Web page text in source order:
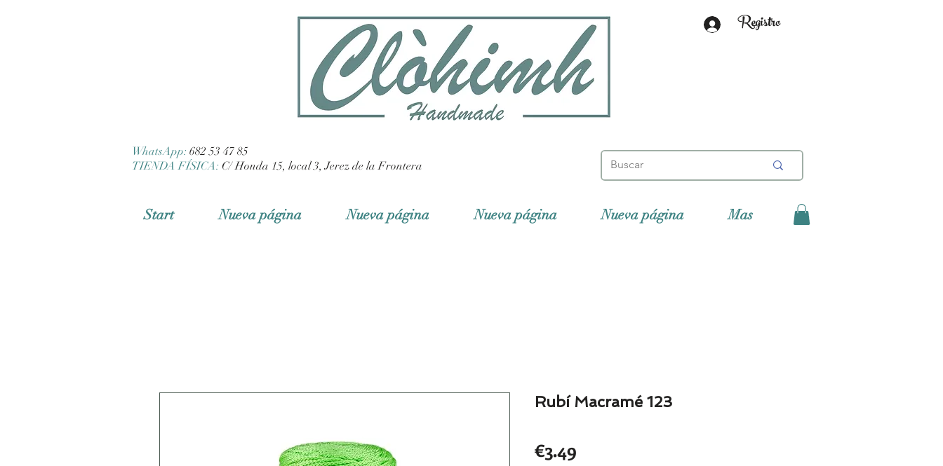
Registro
WhatsApp: 682 53 47 85
TIENDA FÍSICA: C/ Honda 15, local 3, Jerez de la Frontera
Start Nueva página Nueva página Nueva página Nueva página Mas
Rubí Macramé 123
€3.49Price